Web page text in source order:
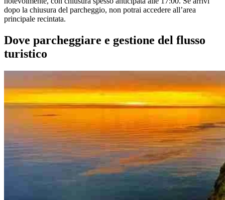
dopo la chiusura del parcheggio, non potrai accedere all’area
principale recintata.
Dove parcheggiare e gestione del flusso
turistico